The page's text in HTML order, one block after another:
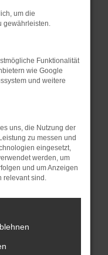
in einem
privaten
Stand
nur ein
auch dazu
nicht mehr
Schritte versucht
werden
Du kannst
uns bei der
um die
gewährleisten.
Funktionalität
wie Google
und weitere
uns, die Nutzung der
zu messen und
eingesetzt,
werden, um
und um Anzeigen
relevant sind.